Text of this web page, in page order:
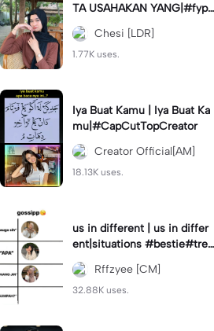
TA USAHAKAN YANG|#fyp
#katakata#trend#viral
Chesi [LDR]
1.77K uses.
Iya Buat Kamu | Iya Buat Ka
mu|#CapCutTopCreator
Creator Official[AM]
18.13K uses.
us in different | us in differ
ent|situations #bestie#tren
d#trendtiktiktok
Rffzyee [CM]
32.88K uses.